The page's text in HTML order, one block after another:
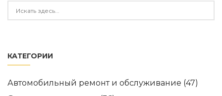
КАТЕГОРИИ
Автомобильный ремонт и обслуживание (47)